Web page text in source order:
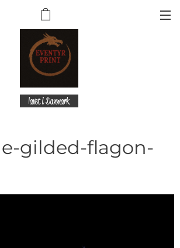
lavet i Danmark
gilded-flagon-